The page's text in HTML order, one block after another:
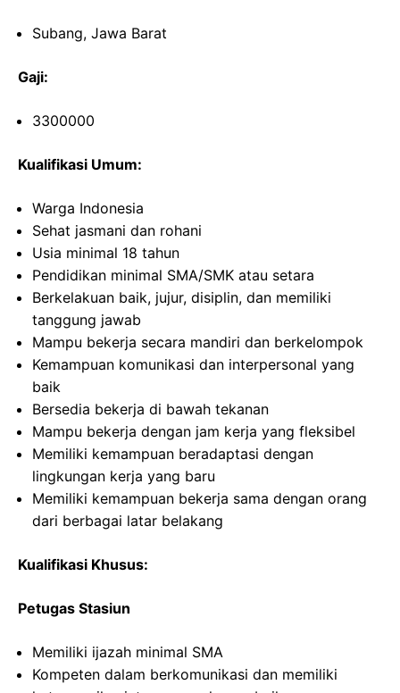
Subang, Jawa Barat
Gaji:
3300000
Kualifikasi Umum:
Warga Indonesia
Sehat jasmani dan rohani
Usia minimal 18 tahun
Pendidikan minimal SMA/SMK atau setara
Berkelakuan baik, jujur, disiplin, dan memiliki
tanggung jawab
Mampu bekerja secara mandiri dan berkelompok
Kemampuan komunikasi dan interpersonal yang
baik
Bersedia bekerja di bawah tekanan
Mampu bekerja dengan jam kerja yang fleksibel
Memiliki kemampuan beradaptasi dengan
lingkungan kerja yang baru
Memiliki kemampuan bekerja sama dengan orang
dari berbagai latar belakang
Kualifikasi Khusus:
Petugas Stasiun
Memiliki ijazah minimal SMA
Kompeten dalam berkomunikasi dan memiliki